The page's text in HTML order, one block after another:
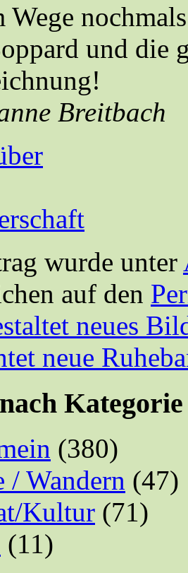
Wege
und die
Breitbach
wurde unter
auf den
neues
neue
Kategorie
(380)
/ Wandern (47)
Kultur (71)
(11)